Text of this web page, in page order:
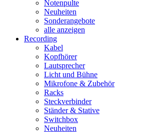
Notenpulte
Neuheiten
Sonderangebote
alle anzeigen
Recording
Kabel
Kopfhörer
Lautsprecher
Licht und Bühne
Mikrofone & Zubehör
Racks
Steckverbinder
Ständer & Stative
Switchbox
Neuheiten